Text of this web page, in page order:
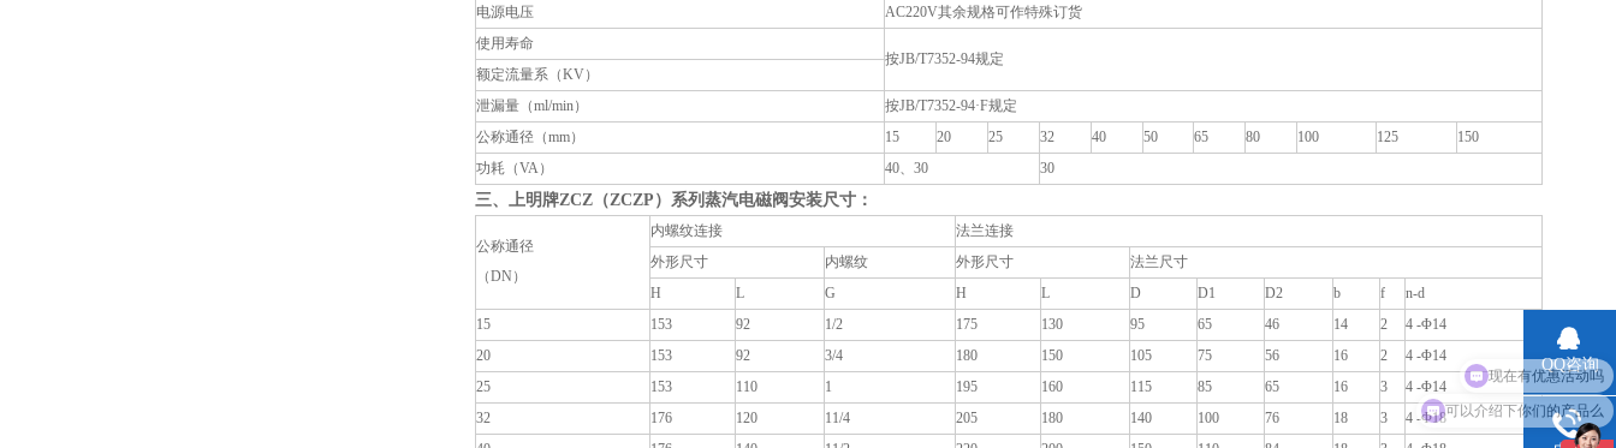
电源电压
AC220V其余规格可作特殊订货
使用寿命
按JB/T7352-94规定
额定流量系（KV）
泄漏量（ml/min）
按JB/T7352-94·F规定
公称通径（mm）
15 20 25 32 40 50 65 80 100 125
150
功耗（VA）
40、30 30
三、 上明牌ZCZ（ZCZP）系列蒸汽电磁阀安装尺寸：
公称通径
（DN）
内螺纹连接
法兰连接
外形尺寸
内螺纹 外形尺寸
法兰尺寸
H
L G H L D D1 D2 b f
n-d
15
153 92 1/2 175 130 95 65 46 14 2
4 -Φ14
20
153 92 3/4 180 150 105 75 56 16 2
4 -Φ14
25
153 110 1 195 160 115 85 65 16 3
4 -Φ14
32
176 120 11/4 205 180 140 100 76 18 3
4 -Φ18
QQ咨询
可以介绍下你们的产品么